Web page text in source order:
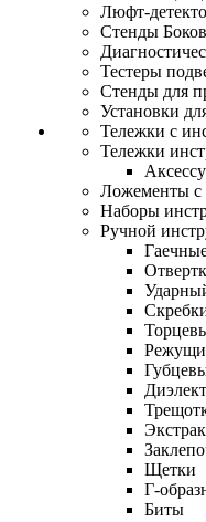
Люфт-
Стенды
Тестеры
Стенды для
Установки
Тележки с
Тележки
Ложементы с
Наборы
Ручной
Щетки
Г-
Биты